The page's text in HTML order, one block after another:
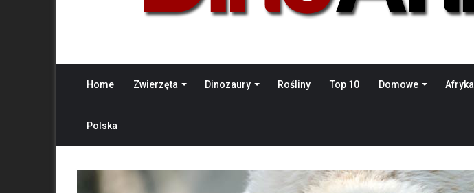
Home Zwierzęta Dinozaury Rośliny Top 10 Domowe Afryka
Polska